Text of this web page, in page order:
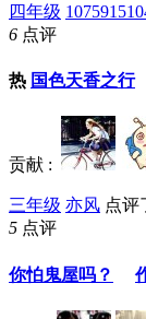
四年级
6 点评
热 国色天香之行
贡献 :
三年级 亦风 点评
5 点评
你怕鬼屋吗？